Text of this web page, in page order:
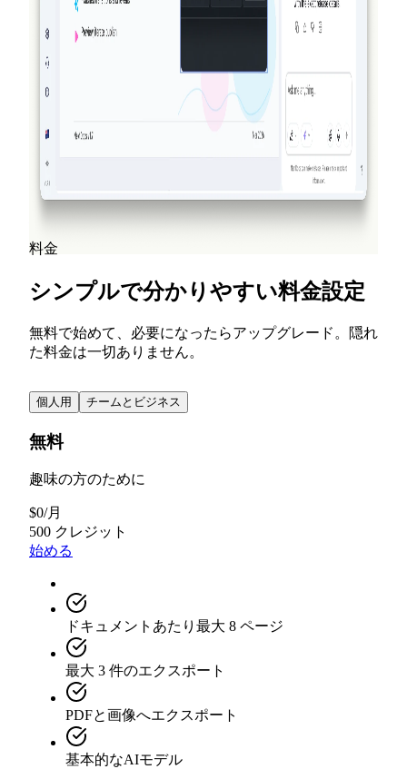
NextDocs v1.7.0: モーションアニメーショ
ン、動画エクスポートなど
プレゼンテーションのあらゆるオブジェクトに登場、
退場、強調アニメーションを追加できます。NextDocs
v1.7.0 では、モーションアニメーション、動画エクス
ポート、刷新されたマーケティング体験をお届けしま
続きを読む
すべてのブログ投稿を見る
料金
シンプルで分かりやすい料金設定
無料で始めて、必要になったらアップグレード。隠れ
た料金は一切ありません。
個人用 チームとビジネス
無料
趣味の方のために
$0/月
500 クレジット
始める
ドキュメントあたり最大 8 ページ
最大 3 件のエクスポート
PDFと画像へエクスポート
基本的なAIモデル